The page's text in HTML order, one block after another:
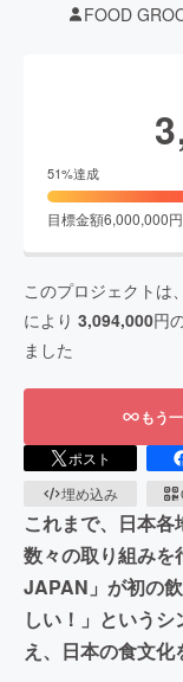
FOOD
51%達成
目標金額6,000,000円
このプロジェクトは、
により 3,094,000円
ました
もう
ポスト
埋め込み
これまで、日本
数々の取り組みを
JAPAN」が初の
しい！」という
え、日本の食文化